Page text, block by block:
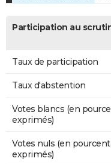
Participation au
Taux de participation
Taux d'abstention
Votes blancs (en
exprimés)
Votes nuls (en
exprimés)